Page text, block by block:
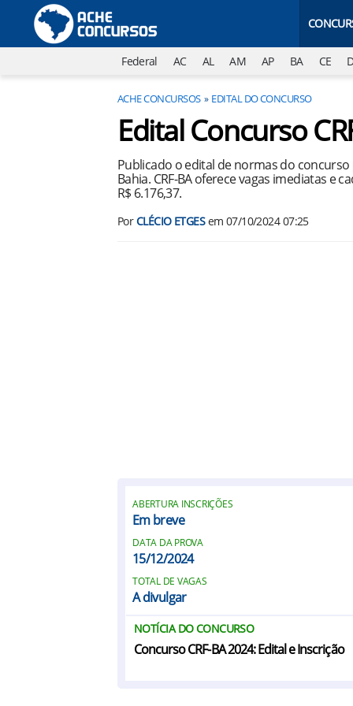
Federal AC AL AM AP BA CE
ACHE CONCURSOS EDITAL DO CONCURSO
Edital Concurso
Publicado o edital de normas do
Bahia. CRF-BA oferece vagas imediatas e
R$ 6.176,37.
PorCLÉCIO ETGESem 07/10/2024 07:25
ABERTURA INSCRIÇÕES
Em breve
DATA DA PROVA
15/12/2024
TOTAL DE VAGAS
A divulgar
NOTÍCIA DO CONCURSO
Concurso CRF-BA 2024: Edital e Inscrição